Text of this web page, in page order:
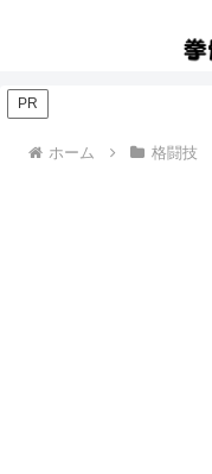
PR
ホーム 格闘技